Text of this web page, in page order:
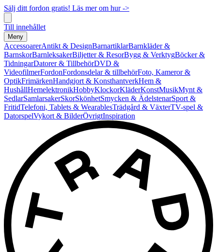
Sälj ditt fordon gratis! Läs mer om hur ->
Till innehållet
Meny
AccessoarerAntikt & DesignBarnartiklarBarnkläder &
BarnskorBarnleksakerBiljetter & ResorBygg & VerktygBöcker &
TidningarDatorer & TillbehörDVD &
VideofilmerFordonFordonsdelar & tillbehörFoto, Kameror &
OptikFrimärkenHandgjort & KonsthantverkHem &
HushållHemelektronikHobbyKlockorKläderKonstMusikMynt &
SedlarSamlarsakerSkorSkönhetSmycken & ÄdelstenarSport &
FritidTelefoni, Tablets & WearablesTrädgård & VäxterTV-spel &
DatorspelVykort & BilderÖvrigtInspiration